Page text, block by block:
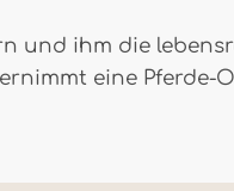
und ihm die
eine Pferde-